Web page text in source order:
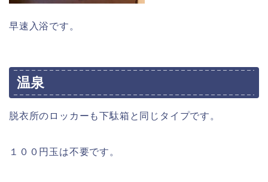
早速入浴です。
温泉
脱衣所のロッカーも下駄箱と同じタイプです。
１００円玉は不要です。